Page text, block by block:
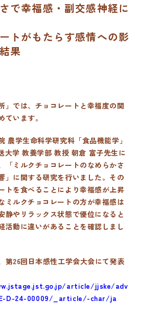
で幸福感・副交感神経に
トがもたらす感情への影
果
」では、チョコレートと幸福度の関
います。
農学生命科学研究科「食品機能学」
大学 教養学部 教授 朝倉 富子先生に
「ミルクチョコレートのなめらかさ
」に関する研究を行いました。その
トを食べることにより幸福感が上昇
ミルクチョコレートの方が幸福感は
静やリラックス状態で優位になると
活動に違いがあることを確認しまし
第26回日本感性工学会大会にて発表
article/jjske/adv
D-24-00009/_article/-char/ja